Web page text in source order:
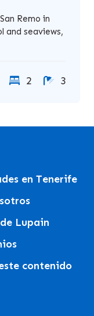
Remo in
and seaviews,
2 3
en Tenerife
Lupain
contenido